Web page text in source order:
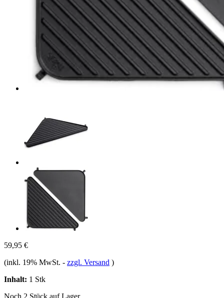
59,95 €
(inkl. 19% MwSt. - zzgl. Versand )
Inhalt: 1 Stk
Noch 2 Stück auf Lager